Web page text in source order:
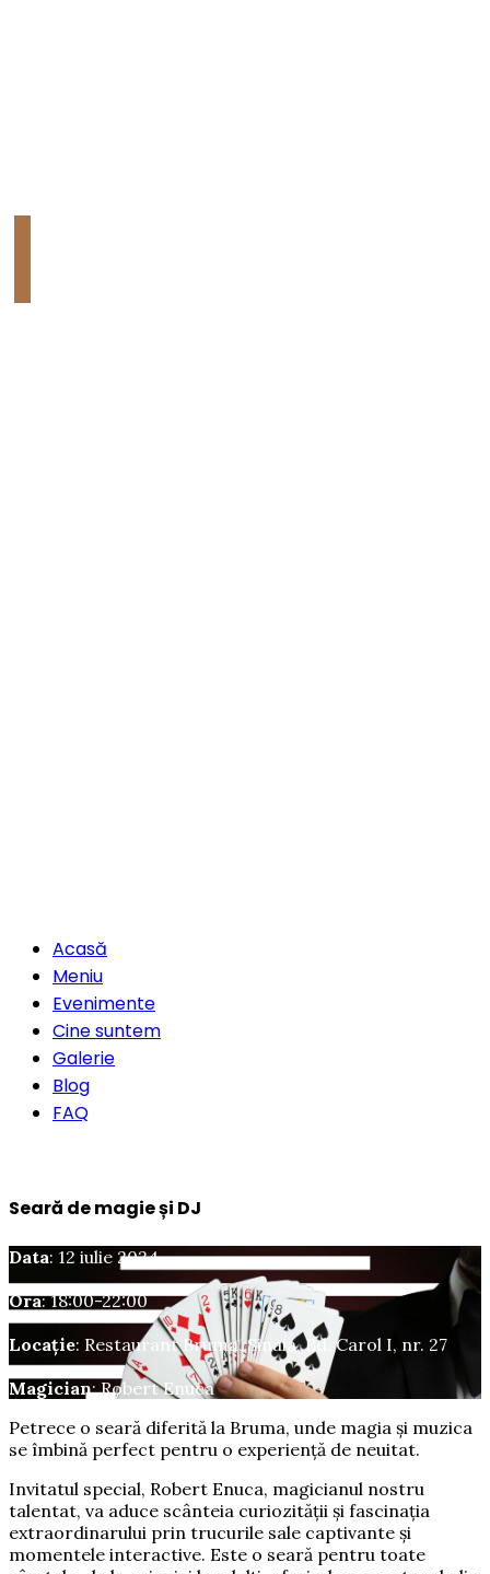
Acasă
Meniu
Evenimente
Cine suntem
Galerie
Blog
FAQ
Seară de magie și DJ
Data: 12 iulie 2024
Ora: 18:00-22:00
Locație: Restaurant Bruma, Sinaia, Bd. Carol I, nr. 27
Magician: Robert Enuca
Petrece o seară diferită la Bruma, unde magia și muzica
se îmbină perfect pentru o experiență de neuitat.
Invitatul special, Robert Enuca, magicianul nostru
talentat, va aduce scânteia curiozității și fascinația
extraordinarului prin trucurile sale captivante și
momentele interactive. Este o seară pentru toate